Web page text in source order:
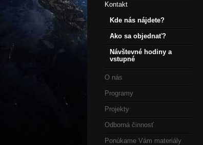
Kontakt
Kde nás nájdete?
Ako sa objednať?
Návštevné hodiny a
vstupné
O nás
Programy
Projekty
Odborná činnosť
Ponúkame Vám materiály